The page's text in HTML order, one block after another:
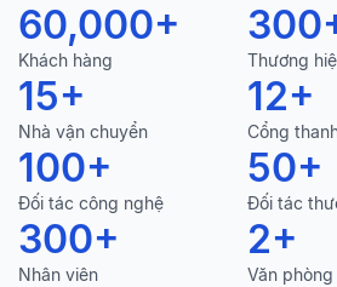
60,000+
Khách hàng
300
Thương
15+
Nhà vận chuyển
12+
Cổng
100+
Đối tác công nghệ
50+
Đối tác
300+
Nhân viên
2+
Văn phòng